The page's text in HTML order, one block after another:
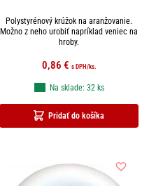
Polystyrénový krúžok na aranžovanie.
Možno z neho urobiť napríklad veniec na
hroby.
0,86 € s DPH /ks.
Pridať do košíka
Na sklade: 32 ks